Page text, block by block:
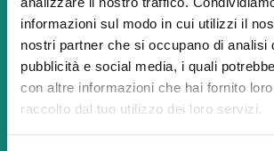
informazioni sul modo in cui utilizzi il
nostri partner che si occupano di analisi
pubblicità e social media, i quali
con altre informazioni che hai fornito
raccolto dal tuo utilizzo dei loro servizi.
un’esperienza coerente e
il cliente finale.
Grazie all’esperienza maturata
Cartaria Italiana supporta
nella scelta di: